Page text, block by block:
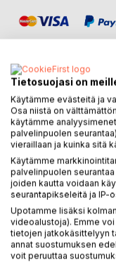
KUVAUS
In this story you get
children's fallen
A seven-year-old
Pine Beetle flies to
Geonogs and the
KIRJAILIJA
Tietosuojasi on
Käytämme evästeitä ja
Osa niistä on
käytämme
palvelinpuolen
vieraillaan ja kuinka sitä
Käytämme
palvelinpuolen
joiden kautta voidaan
seurantapikseleitä ja IP-
Upotamme lisäksi
videoalustoja). Emme
tietojen jatkokäsittelyyn
annat suostumuksen
voit peruuttaa